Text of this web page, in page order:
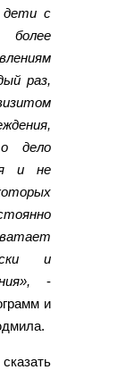
дети с
более
раз,
дело
и не
и
-
и